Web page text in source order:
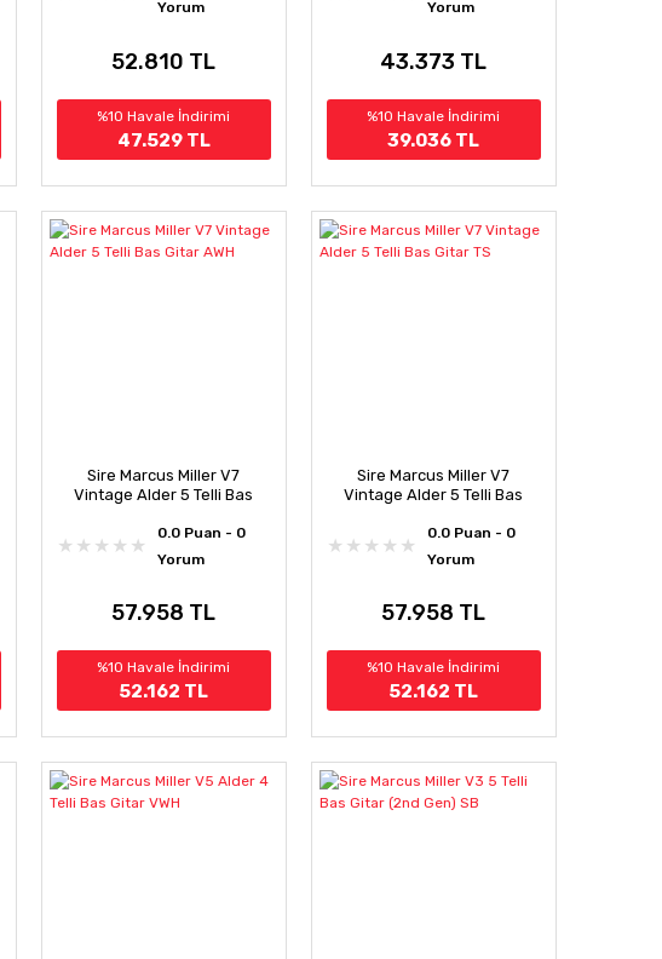
Yorum
52.810 TL
%10 Havale İndirimi
47.529 TL
Yorum
43.373 TL
%10 Havale İndirimi
39.036 TL
Sire Marcus Miller V7
Vintage Alder 5 Telli Bas
0.0 Puan - 0
Yorum
57.958 TL
%10 Havale İndirimi
52.162 TL
Sire Marcus Miller V7
Vintage Alder 5 Telli Bas
0.0 Puan - 0
Yorum
57.958 TL
%10 Havale İndirimi
52.162 TL